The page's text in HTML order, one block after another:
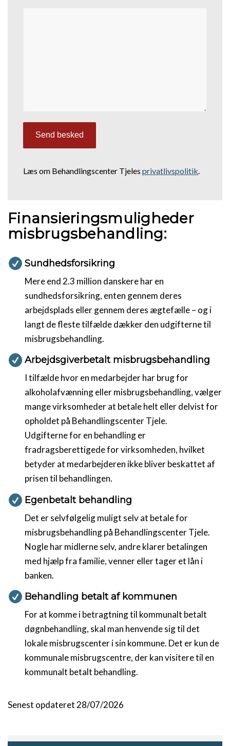
Læs om Behandlingscenter Tjeles privatlivspolitik.
Finansieringsmuligheder
misbrugsbehandling:
Sundhedsforsikring
Mere end 2.3 million danskere har en
sundhedsforsikring, enten gennem deres
arbejdsplads eller gennem deres ægtefælle – og i
langt de fleste tilfælde dækker den udgifterne til
misbrugsbehandling.
Arbejdsgiverbetalt misbrugsbehandling
I tilfælde hvor en medarbejder har brug for
alkoholafvænning eller misbrugsbehandling, vælger
mange virksomheder at betale helt eller delvist for
opholdet på Behandlingscenter Tjele.
Udgifterne for en behandling er
fradragsberettigede for virksomheden, hvilket
betyder at medarbejderen ikke bliver beskattet af
prisen til behandlingen.
Egenbetalt behandling
Det er selvfølgelig muligt selv at betale for
misbrugsbehandling på Behandlingscenter Tjele.
Nogle har midlerne selv, andre klarer betalingen
med hjælp fra familie, venner eller tager et lån i
banken.
Behandling betalt af kommunen
For at komme i betragtning til kommunalt betalt
døgnbehandling, skal man henvende sig til det
lokale misbrugscenter i sin kommune. Det er kun de
kommunale misbrugscentre, der kan visitere til en
kommunalt betalt behandling.
Senest opdateret 28/07/2026